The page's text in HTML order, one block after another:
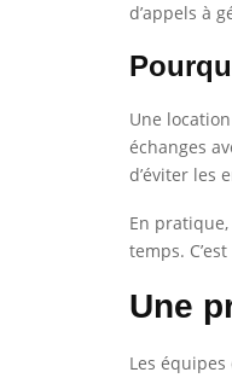
d’appels à
Une
échanges
d’éviter les
En
temps.
Une
Les